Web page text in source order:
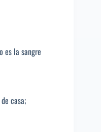
es la sangre
casa;